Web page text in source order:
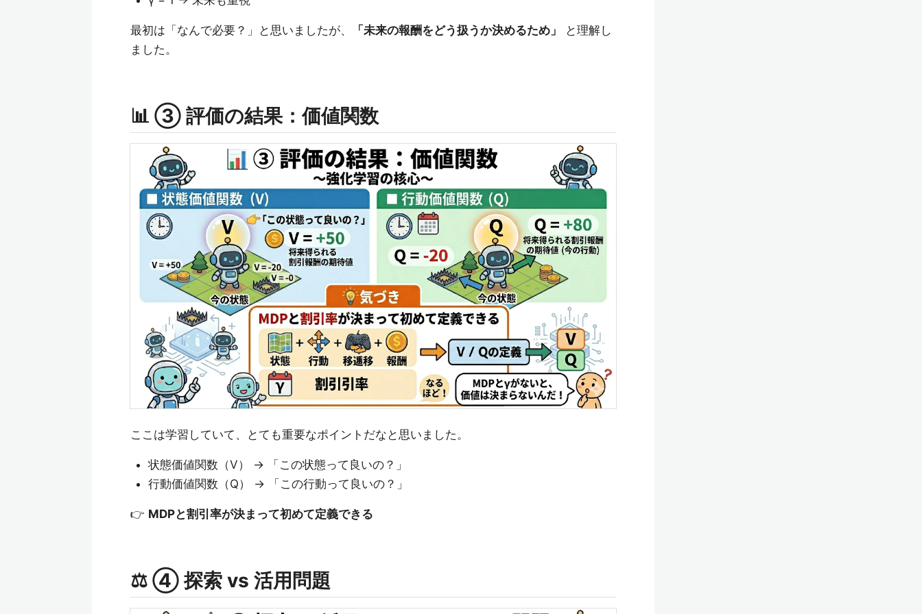
最初は「なんで必要？」と思いましたが、 「未来の報酬をどう扱うか決めるため」
と理解し
ました。
📊 ③ 評価の結果：価値関数
ここは学習していて、とても重要なポイントだなと思いました。
状態価値関数（V） → 「この状態って良いの？」
行動価値関数（Q） → 「この行動って良いの？」
👉 MDPと割引率が決まって初めて定義できる
⚖️ ④ 探索 vs 活用問題